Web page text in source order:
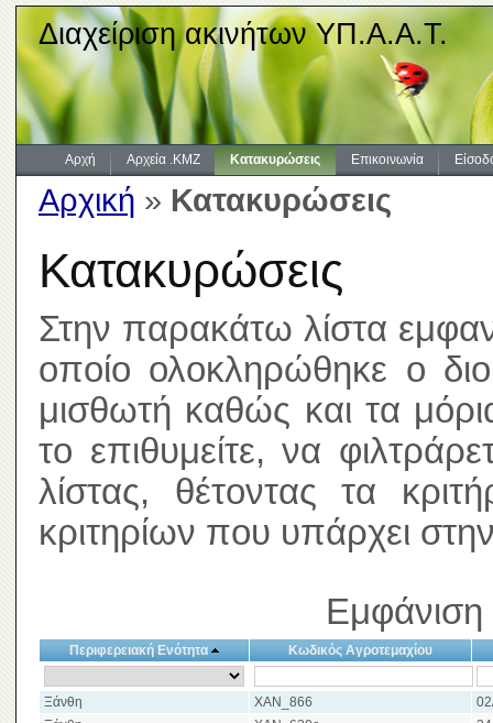
Διαχείριση ακινήτων ΥΠ.Α.Α.Τ.
Αρχή Αρχεία .KMZ Κατακυρώσεις Επικοινωνία
Αρχική » Κατακυρώσεις
Κατακυρώσεις
Στην παρακάτω λίστα
οποίο ολοκληρώθηκε ο
μισθωτή καθώς και τα
το επιθυμείτε, να
λίστας, θέτοντας τα
κριτηρίων που υπάρχει
Περιφερειακή Ενότητα Κωδικός Αγροτεμαχίου
Ξάνθη XAN_866